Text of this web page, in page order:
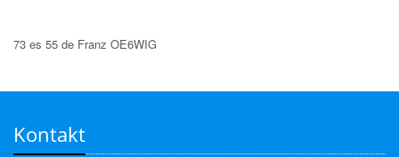
73 es 55 de Franz OE6WIG
Kontakt